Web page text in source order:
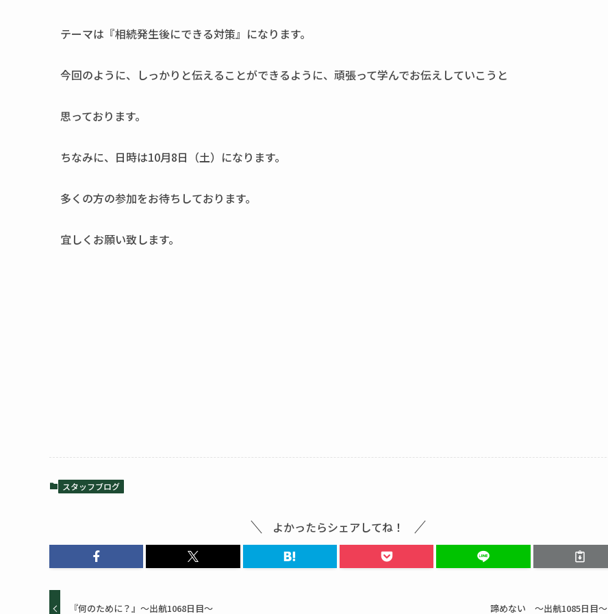
テーマは『相続発生後にできる対策』になります。
今回のように、しっかりと伝えることができるように、頑張って学んでお伝えしていこうと
思っております。
ちなみに、日時は10月8日（土）になります。
多くの方の参加をお待ちしております。
宜しくお願い致します。
スタッフブログ
よかったらシェアしてね！
『何のために？』～出航1068日目～ 諦めない ～出航1085日目～